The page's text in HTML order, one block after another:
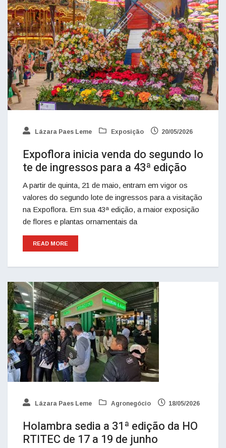
Lázara Paes Leme Exposição 20/05/2026
Expoflora inicia venda do segundo lo
te de ingressos para a 43ª edição
A partir de quinta, 21 de maio, entram em vigor os
valores do segundo lote de ingressos para a visitação
na Expoflora. Em sua 43ª edição, a maior exposição
de flores e plantas ornamentais da
READ MORE
Lázara Paes Leme Agronegócio 18/05/2026
Holambra sedia a 31ª edição da HO
RTITEC de 17 a 19 de junho